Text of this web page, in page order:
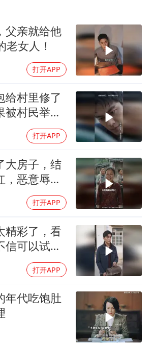
中国养老床位“三连降”
贵州轮胎子公司获美国退税8136万
郑国霖回应去景区上班被保安拦下
奋进开新局 实干挑大梁
父亲就给他
老女人！
打开APP
给村里修了
被村民举报
打开APP
大房子，结
，恶意辱
打开APP
精彩了，看
信可以试
打开APP
年代吃饱肚